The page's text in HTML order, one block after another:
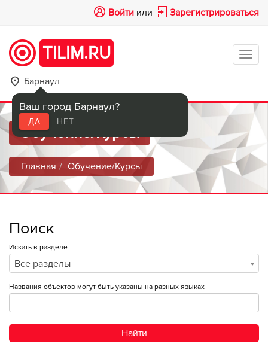
Войти или Зарегистрироваться
TILIM.RU
Барнаул
Ваш город Барнаул?
ДА НЕТ
Обучение/Курсы
Главная Обучение/Курсы
Поиск
Искать в разделе
Все разделы
Названия объектов могут быть указаны на разных языках
Найти